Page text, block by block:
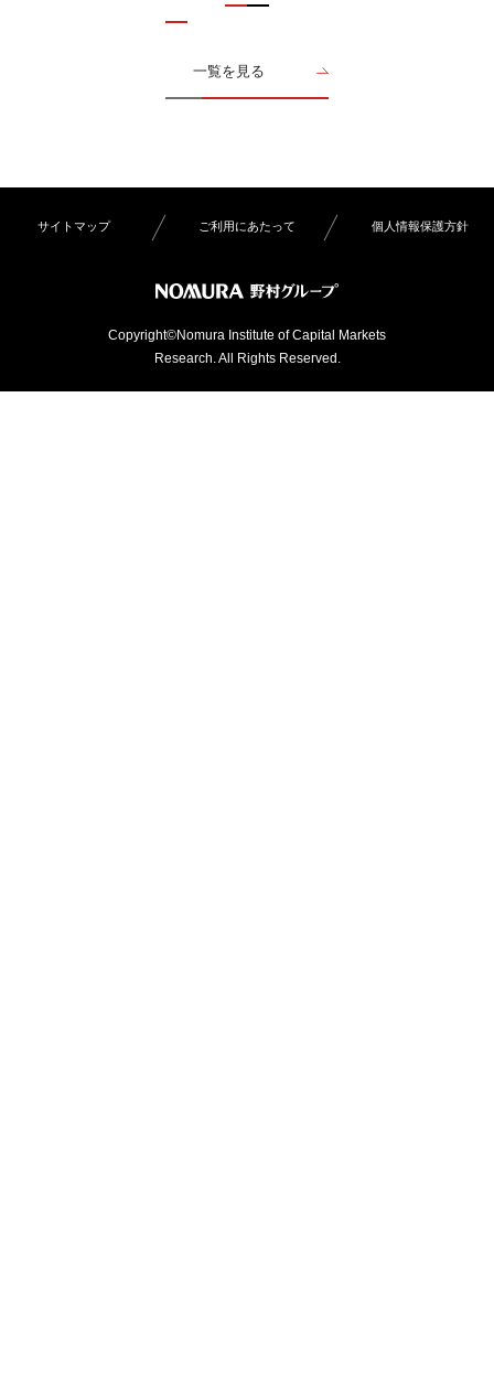
一覧を見る
サイトマップ ご利用にあたって 個人情報保護方針
Copyright©Nomura Institute of Capital Markets
Research. All Rights Reserved.